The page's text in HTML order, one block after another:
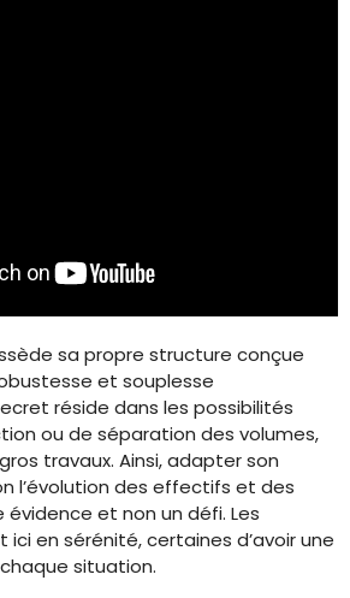
sa propre structure conçue
et souplesse
réside dans les possibilités
ou de séparation des volumes,
travaux. Ainsi, adapter son
l’évolution des effectifs et des
et non un défi. Les
en sérénité, certaines d’avoir une
situation.